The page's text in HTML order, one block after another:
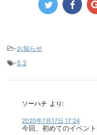
-お知らせ
-5.2
ソーハチ より:
2020年7月17日 17:24
今回、初めてのイベン